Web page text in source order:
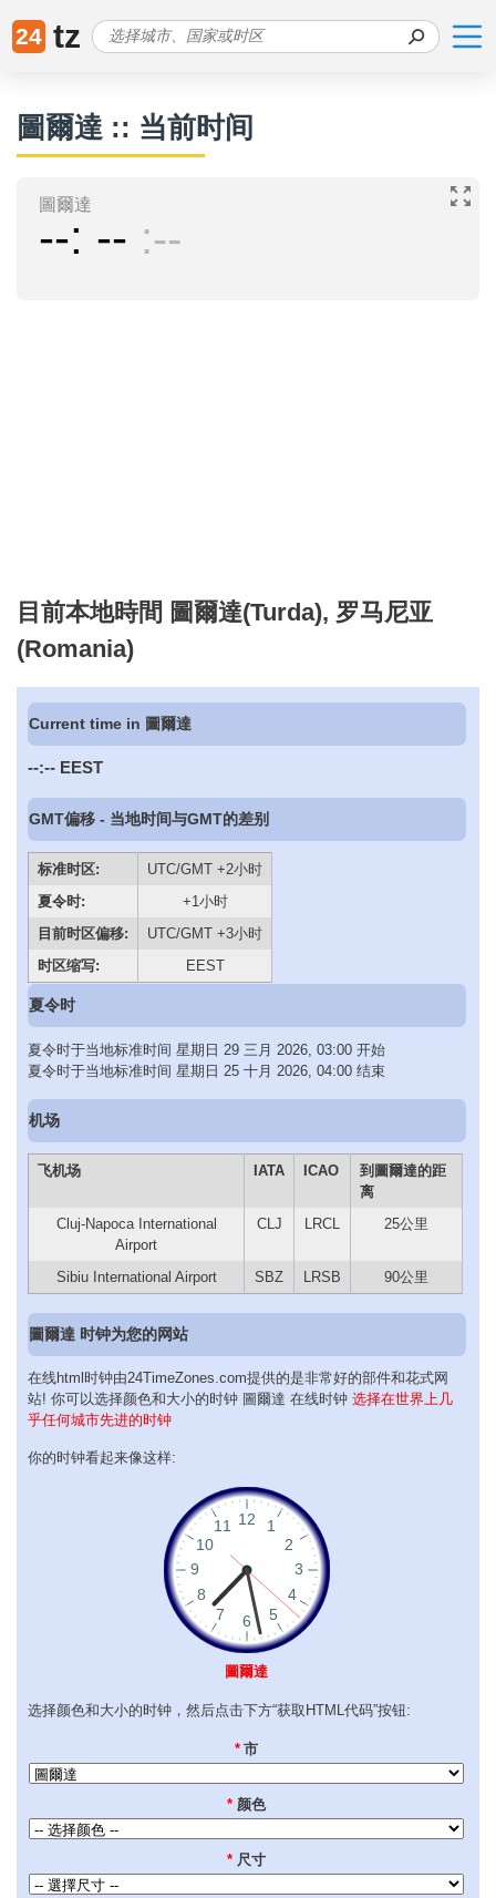
24 tz
圖爾達 :: 当前时间
圖爾達
-- -- --
目前本地時間 圖爾達(Turda), 罗马尼亚
(Romania)
Current time in 圖爾達
--:-- EEST
GMT偏移 - 当地时间与GMT的差别
标准时区:
UTC/GMT +2小时
夏令时:
+1小时
目前时区偏移:
UTC/GMT +3小时
时区缩写:
EEST
夏令时
夏令时于当地标准时间 星期日 29 三月 2026, 03:00 开始
夏令时于当地标准时间 星期日 25 十月 2026, 04:00 结束
机场
飞机场 IATA ICAO
到圖爾達的距
离
Cluj-Napoca International
Airport
CLJ LRCL 25公里
Sibiu International Airport SBZ LRSB 90公里
圖爾達 时钟为您的网站
在线html时钟由24TimeZones.com提供的是非常好的部件和花式网
站! 你可以选择颜色和大小的时钟 圖爾達 在线时钟 选择在世界上几
乎任何城市先进的时钟
你的时钟看起来像这样:
圖爾達
选择颜色和大小的时钟，然后点击下方“获取HTML代码”按钮:
* 市
* 颜色
* 尺寸